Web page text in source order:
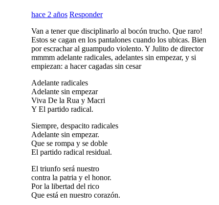
hace 2 años Responder
Van a tener que disciplinarlo al bocón trucho. Que raro!
Estos se cagan en los pantalones cuando los ubicas. Bien
por escrachar al guampudo violento. Y Julito de director
mmmm adelante radicales, adelantes sin empezar, y si
empiezan: a hacer cagadas sin cesar
Adelante radicales
Adelante sin empezar
Viva De la Rua y Macri
Y El partido radical.
Siempre, despacito radicales
Adelante sin empezar.
Que se rompa y se doble
El partido radical residual.
El triunfo será nuestro
contra la patria y el honor.
Por la libertad del rico
Que está en nuestro corazón.